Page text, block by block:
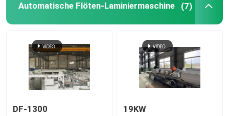
Automatische Flöten-Laminiermaschine (7)
DF-1300
19KW